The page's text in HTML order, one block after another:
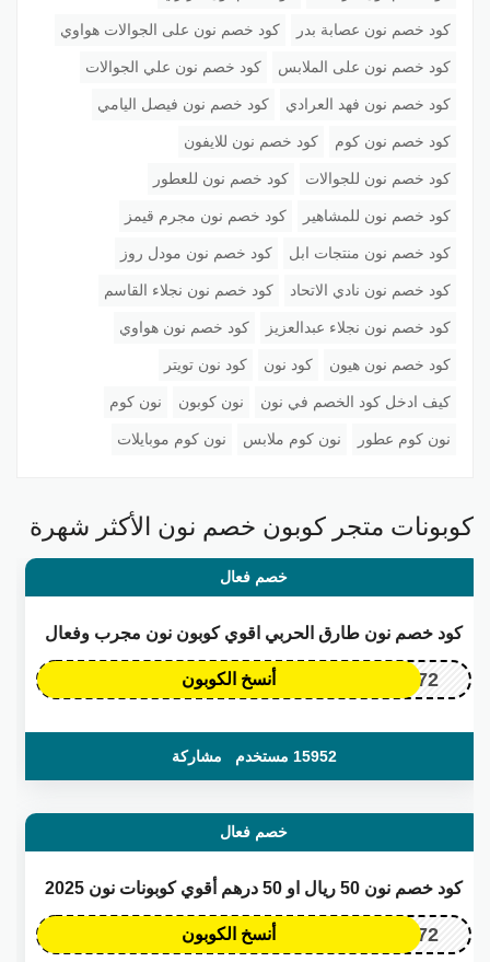
كود خصم نون عصابة بدر كود خصم نون على الجوالات هواوي
كود خصم نون على الملابس كود خصم نون علي الجوالات
كود خصم نون فهد العرادي كود خصم نون فيصل اليامي
كود خصم نون كوم كود خصم نون للايفون
كود خصم نون للجوالات كود خصم نون للعطور
كود خصم نون للمشاهير كود خصم نون مجرم قيمز
كود خصم نون منتجات ابل كود خصم نون مودل روز
كود خصم نون نادي الاتحاد كود خصم نون نجلاء القاسم
كود خصم نون نجلاء عبدالعزيز كود خصم نون هواوي
كود خصم نون هيون كود نون كود نون تويتر
كيف ادخل كود الخصم في نون نون كوبون نون كوم
نون كوم عطور نون كوم ملابس نون كوم موبايلات
كوبونات متجر كوبون خصم نون الأكثر شهرة
خصم فعال
كود خصم نون طارق الحربي اقوي كوبون نون مجرب وفعال
OP172 أنسخ الكوبون
15952 مستخدم مشاركة
خصم فعال
كود خصم نون 50 ريال او 50 درهم أقوي كوبونات نون 2025
OP172 أنسخ الكوبون